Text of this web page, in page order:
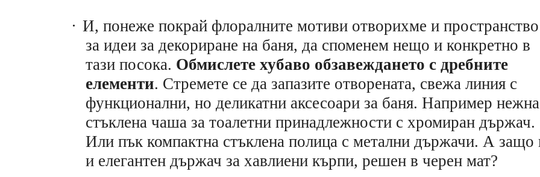
· И, понеже покрай флоралните мотиви отворихме и пространство
за идеи за декориране на баня, да споменем нещо и конкретно в
тази посока. Обмислете хубаво обзавеждането с дребните
елементи. Стремете се да запазите отворената, свежа линия с
функционални, но деликатни аксесоари за баня. Например нежна
стъклена чаша за тоалетни принадлежности с хромиран държач.
Или пък компактна стъклена полица с метални държачи. А защо
и елегантен държач за хавлиени кърпи, решен в черен мат?